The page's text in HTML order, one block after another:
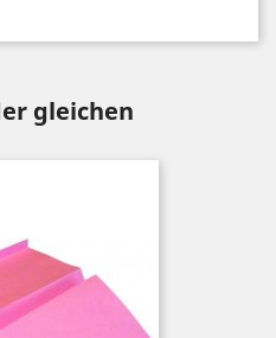
gleichen